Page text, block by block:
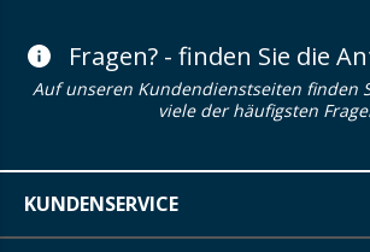
Fragen? - finden Sie die
Auf unseren Kundendienstseiten finden
viele der häufigsten
KUNDENSERVICE